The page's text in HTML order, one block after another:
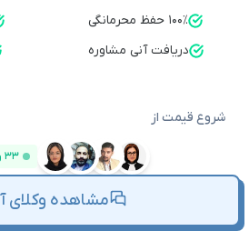
۱۰۰٪ حفظ محرمانگی
دریافت آنی مشاوره
شروع قیمت از
۳۳ وکیل آنلاین
مشاهده وکلای